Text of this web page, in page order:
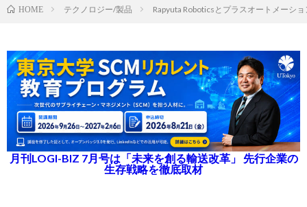
HOME テクノロジー/製品 Rapyuta Roboticsとプラスオートメーシ
月刊LOGI-BIZ 7月号は「未来を創る輸送改革」 先行企業の
生存戦略を徹底取材